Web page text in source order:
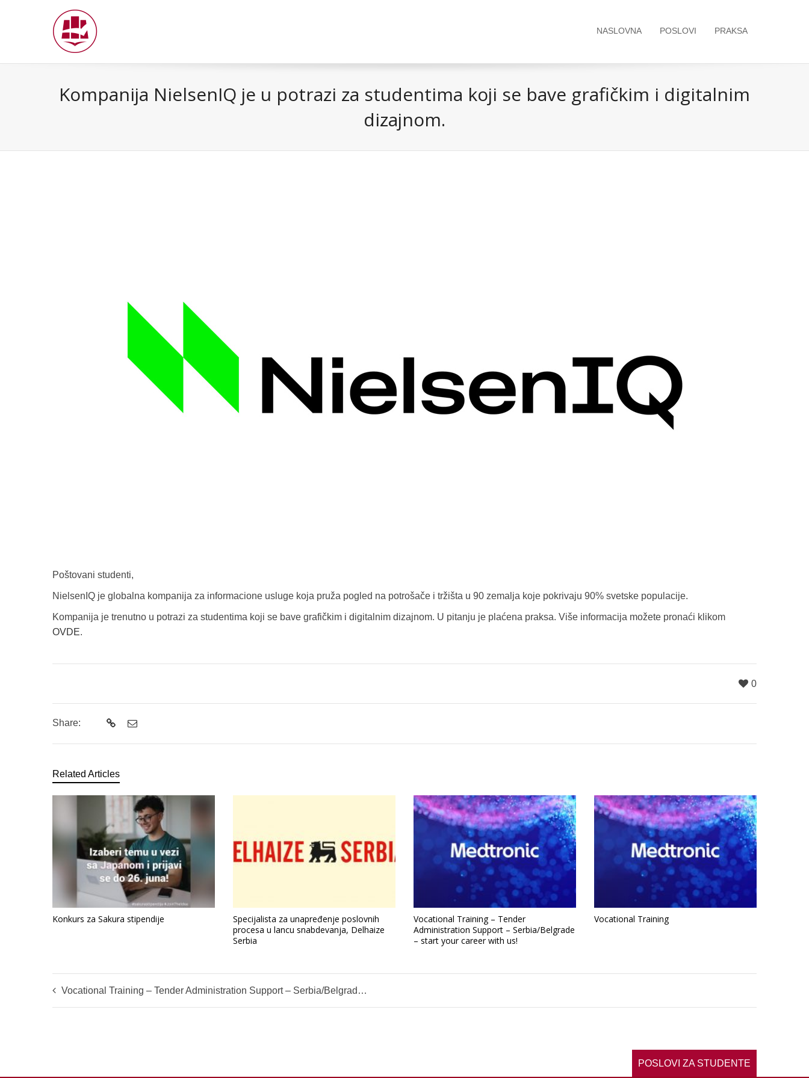
NASLOVNA POSLOVI PRAKSA
Kompanija NielsenIQ je u potrazi za studentima koji se bave grafičkim i digitalnim
dizajnom.
Poštovani studenti,
NielsenIQ je globalna kompanija za informacione usluge koja pruža pogled na potrošače i tržišta u 90 zemalja koje pokrivaju 90% svetske populacije.
Kompanija je trenutno u potrazi za studentima koji se bave grafičkim i digitalnim dizajnom. U pitanju je plaćena praksa. Više informacija možete pronaći klikom
OVDE.
0
Share:
Related Articles
Konkurs za Sakura stipendije
Specijalista za unapređenje poslovnih
procesa u lancu snabdevanja, Delhaize
Serbia
Vocational Training – Tender
Administration Support – Serbia/Belgrade
– start your career with us!
Vocational Training
Vocational Training – Tender Administration Support – Serbia/Belgrade – start your career with us!
POSLOVI ZA STUDENTE